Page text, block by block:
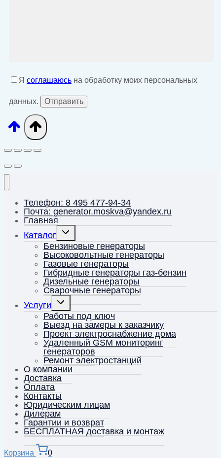
Я соглашаюсь на обработку моих персональных
данных.
Телефон: 8 495 477-94-34
Почта: generator.moskva@yandex.ru
Главная
Каталог
Переключить
меню
Бензиновые генераторы
Высоковольтные генераторы
Газовые генераторы
Гибридные генераторы газ-бензин
Дизельные генераторы
Сварочные генераторы
Услуги
Переключить
дочернее
меню
Работы под ключ
Выезд на замеры к заказчику
Проект электроснабжение дома
Удаленный GSM мониторинг
генераторов
Ремонт электростанций
О компании
Доставка
Оплата
Контакты
Юридическим лицам
Дилерам
Гарантии и возврат
БЕСПЛАТНАЯ доставка и монтаж
Корзина 0